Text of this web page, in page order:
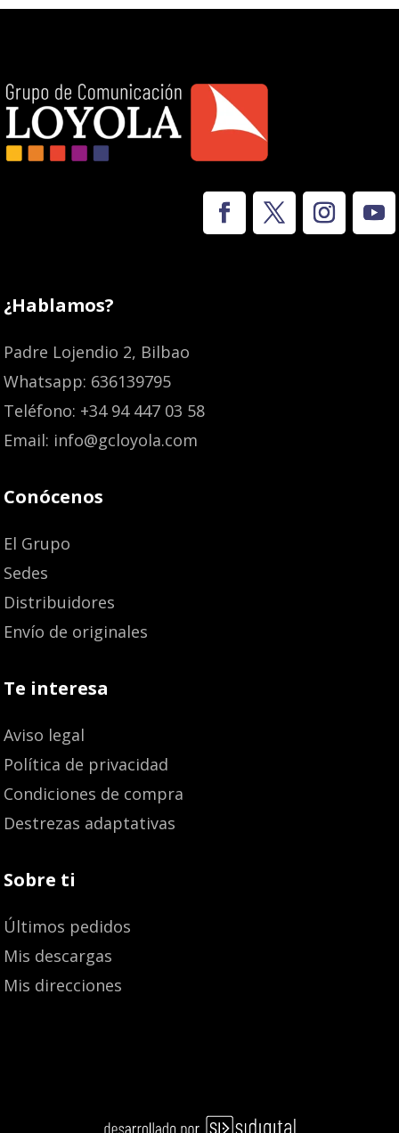
¿Hablamos?
Padre Lojendio 2, Bilbao
Whatsapp: 636139795
Teléfono: +34 94 447 03 58
Email: info@gcloyola.com
Conócenos
El Grupo
Sedes
Distribuidores
Envío de originales
Te interesa
Aviso legal
Política de privacidad
Condiciones de compra
Destrezas adaptativas
Sobre ti
Últimos pedidos
Mis descargas
Mis direcciones